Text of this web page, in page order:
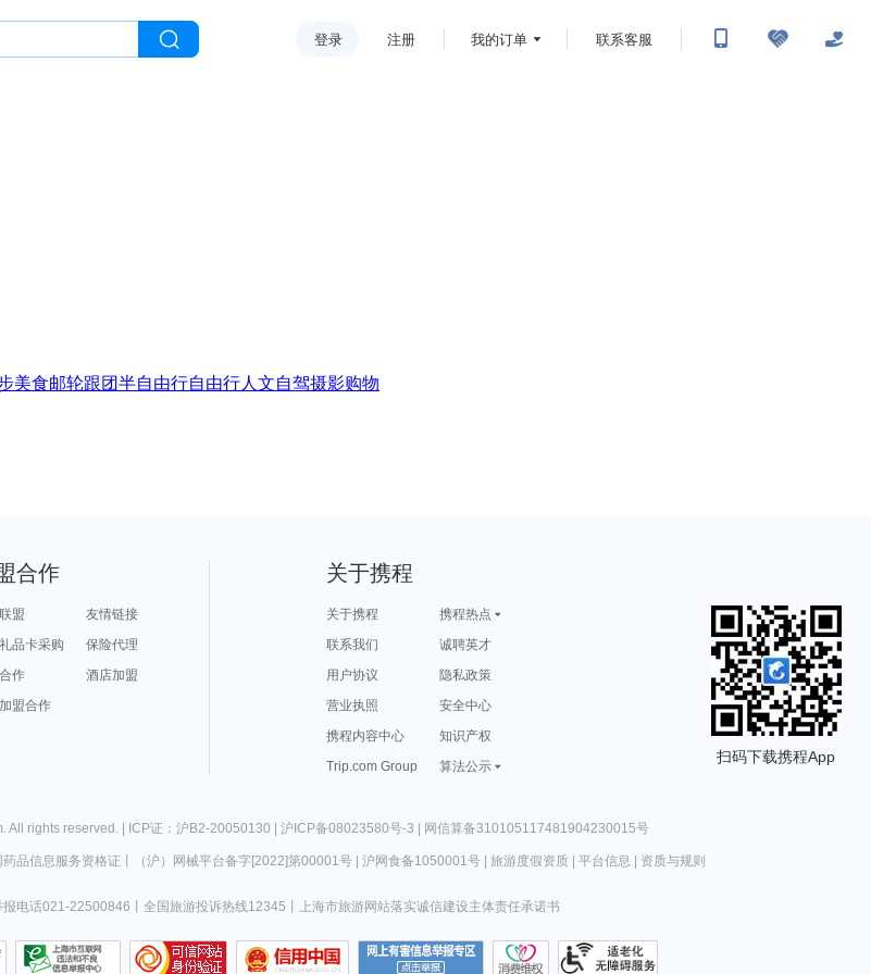
登录 注册 我的订单 联系客服
美食邮轮跟团半自由行自由行人文自驾摄影购物
合作
盟
友情链接
品卡采购
保险代理
作
酒店加盟
盟合作
关于携程
关于携程
携程热点
联系我们
诚聘英才
用户协议
隐私政策
营业执照
安全中心
携程内容中心
知识产权
Trip.com Group
算法公示
扫码下载携程App
. All rights reserved. | ICP证：沪B2-20050130 | 沪ICP备08023580号-3 | 网信算备310105117481904230015号
药品信息服务资格证 （沪）网械平台备字[2022]第00001号| 沪网食备1050001号| 旅游度假资质| 平台信息 资质与规则
电话021-22500846 全国旅游投诉热线12345 上海市旅游网站落实诚信建设主体责任承诺书